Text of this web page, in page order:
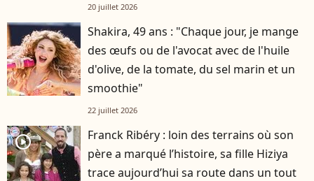
20 juillet 2026
Shakira, 49 ans : "Chaque jour, je mange
des œufs ou de l'avocat avec de l'huile
d'olive, de la tomate, du sel marin et un
smoothie"
22 juillet 2026
player2
Franck Ribéry : loin des terrains où son
père a marqué l’histoire, sa fille Hiziya
trace aujourd’hui sa route dans un tout